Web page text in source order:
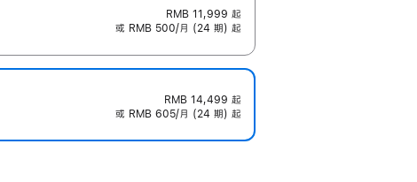
RMB 11,999 起
或 RMB 500/月 (24 期) 起
RMB 14,499 起
或 RMB 605/月 (24 期) 起